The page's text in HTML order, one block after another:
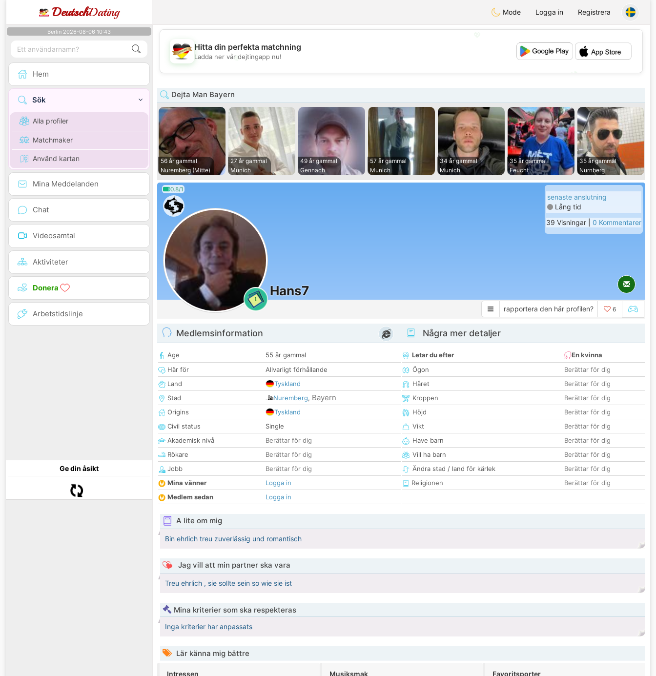
DeutschDating Mode Logga in Registrera
Berlin 2026-08-06 10:43
Hem
Sök
Alla profiler
Matchmaker
Använd kartan
Mina Meddelanden
Chat
Videosamtal
Aktiviteter
Donera
Arbetstidslinje
Ge din åsikt
💖
💕
Hitta din perfekta matchning
Ladda ner vår dejtingapp nu!
Dejta Man Bayern
56 år gammal
Nuremberg (Mitte)
27 år gammal
Munich
49 år gammal
Gennach
57 år gammal
Munich
34 år gammal
Munich
35 år gammal
Feucht
35 år gammal
Nurnberg
0.8/1
1
Hans7
senaste anslutning
Lång tid
39 Visningar | 0 Kommentarer
rapportera den här profilen? 6
Medlemsinformation
Age
55 år gammal
Här för
Allvarligt förhållande
Land
Tyskland
Stad
Nuremberg, Bayern
Origins
Tyskland
Civil status
Single
Akademisk nivå
Berättar för dig
Rökare
Berättar för dig
Jobb
Berättar för dig
Mina vänner
Logga in
Medlem sedan
Logga in
Några mer detaljer
Letar du efter
En kvinna
Ögon
Berättar för dig
Håret
Berättar för dig
Kroppen
Berättar för dig
Höjd
Berättar för dig
Vikt
Berättar för dig
Have barn
Berättar för dig
Vill ha barn
Berättar för dig
Ändra stad / land för kärlek
Berättar för dig
Religionen
Berättar för dig
A lite om mig
Bin ehrlich treu zuverlässig und romantisch
Jag vill att min partner ska vara
Treu ehrlich , sie sollte sein so wie sie ist
Mina kriterier som ska respekteras
Inga kriterier har anpassats
Lär känna mig bättre
Intressen Musiksmak Favoritsporter